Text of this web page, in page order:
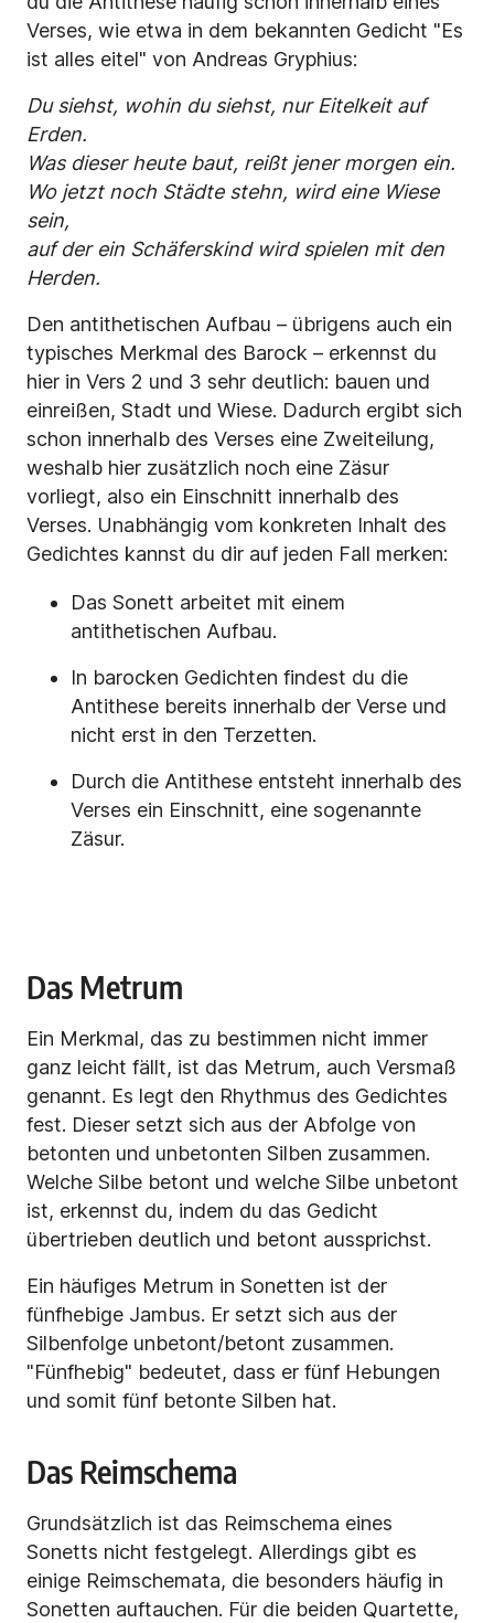
Verses, wie etwa in dem bekannten Gedicht "Es
ist alles eitel" von Andreas Gryphius:
Du siehst, wohin du siehst, nur Eitelkeit auf
Erden.
Was dieser heute baut, reißt jener morgen ein.
Wo jetzt noch Städte stehn, wird eine Wiese
sein,
auf der ein Schäferskind wird spielen mit den
Herden.
Den antithetischen Aufbau – übrigens auch ein
typisches Merkmal des Barock – erkennst du
hier in Vers 2 und 3 sehr deutlich: bauen und
einreißen, Stadt und Wiese. Dadurch ergibt sich
schon innerhalb des Verses eine Zweiteilung,
weshalb hier zusätzlich noch eine Zäsur
vorliegt, also ein Einschnitt innerhalb des
Verses. Unabhängig vom konkreten Inhalt des
Gedichtes kannst du dir auf jeden Fall merken:
Das Sonett arbeitet mit einem
antithetischen Aufbau.
In barocken Gedichten findest du die
Antithese bereits innerhalb der Verse und
nicht erst in den Terzetten.
Durch die Antithese entsteht innerhalb des
Verses ein Einschnitt, eine sogenannte
Zäsur.
Das Metrum
Ein Merkmal, das zu bestimmen nicht immer
ganz leicht fällt, ist das Metrum, auch Versmaß
genannt. Es legt den Rhythmus des Gedichtes
fest. Dieser setzt sich aus der Abfolge von
betonten und unbetonten Silben zusammen.
Welche Silbe betont und welche Silbe unbetont
ist, erkennst du, indem du das Gedicht
übertrieben deutlich und betont aussprichst.
Ein häufiges Metrum in Sonetten ist der
fünfhebige Jambus. Er setzt sich aus der
Silbenfolge unbetont/betont zusammen.
"Fünfhebig" bedeutet, dass er fünf Hebungen
und somit fünf betonte Silben hat.
Das Reimschema
Grundsätzlich ist das Reimschema eines
Sonetts nicht festgelegt. Allerdings gibt es
einige Reimschemata, die besonders häufig in
Sonetten auftauchen. Für die beiden Quartette,